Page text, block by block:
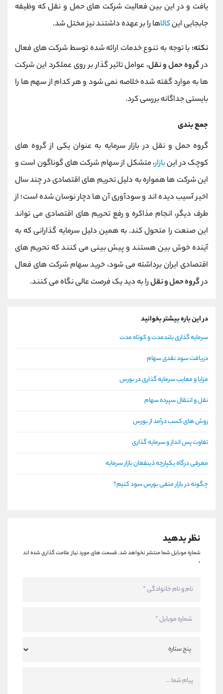
یافت و در این بین فعالیت شرکت های حمل و نقل که وظیفه
جابجایی اینکالاها را بر عهده داشتند نیز مختل شد.
نکته: با توجه به تنوع خدمات ارائه شده توسط شرکت های فعال
درگروه حمل و نقل، عوامل تاثیر گذار بر روی عملکرد این شرکت
ها به موارد گفته شده خلاصه نمی شود و هر کدام از سهم ها را
بایستی جداگانه بررسی کرد.
جمع بندی
گروه حمل و نقل در بازار سرمایه به عنوان یکی از گروه های
کوچک در اینبازار، متشکل از سهام شرکت های گوناگون است و
این شرکت ها همواره به دلیل تحریم های اقتصادی در چند سال
اخیر آسیب دیده اند و سودآوری آن ها دچار نوسان شده است؛ از
طرف دیگر، انجام مذاکره و رفع تحریم های اقتصادی می تواند
این صنعت را متحول کند. به همین دلیل سرمایه گذارانی که به
آینده خوش بین هستند و پیش بینی می کنند که تحریم های
اقتصادی ایران برداشته می شود، خرید سهام شرکت های فعال
درگروه حمل و نقلرا به دید یک فرصت عالی نگاه می کنند.
در این باره بیشتر بخوانید
سرمایه گذاری بلندمدت و کوتاه مدت
دریافت سود نقدی سهام
مزایا و معایب سرمایه گذاری در بورس
نقل و انتقال سپرده سهام
روش های کسب درآمد از بورس
تفاوت پس انداز و سرمایه گذاری
معرفی درگاه یکپارچه ذینفعان بازار سرمایه
چگونه در بازار منفی بورس سود کنیم؟
نظر بدهید
شماره موبایل شما منتشر نخواهد شد.قسمت های مورد نیاز علامت گذاری شده اند
*